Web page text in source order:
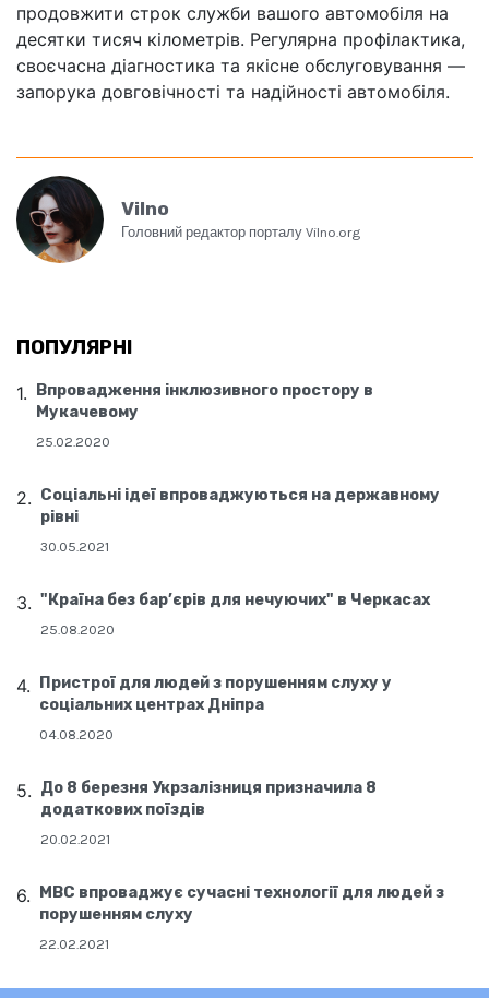
продовжити строк служби вашого автомобіля на
десятки тисяч кілометрів. Регулярна профілактика,
своєчасна діагностика та якісне обслуговування —
запорука довговічності та надійності автомобіля.
Vilno
Головний редактор порталу Vilno.org
ПОПУЛЯРНІ
Впровадження інклюзивного простору в
Мукачевому
25.02.2020
Соціальні ідеї впроваджуються на державному
рівні
30.05.2021
"Країна без бар’єрів для нечуючих" в Черкасах
25.08.2020
Пристрої для людей з порушенням слуху у
соціальних центрах Дніпра
04.08.2020
До 8 березня Укрзалізниця призначила 8
додаткових поїздів
20.02.2021
МВС впроваджує сучасні технології для людей з
порушенням слуху
22.02.2021